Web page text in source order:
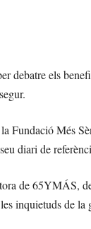
debatre els
Fundació Més
diari de
de 65YMÁS,
inquietuds de